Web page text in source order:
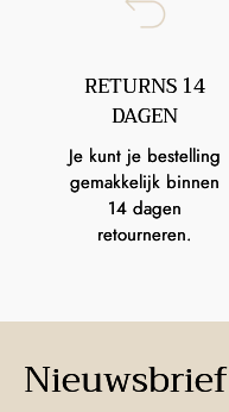
RETURNS 14
DAGEN
Je kunt je bestelling
gemakkelijk binnen
14 dagen
retourneren.
Nieuwsbrief